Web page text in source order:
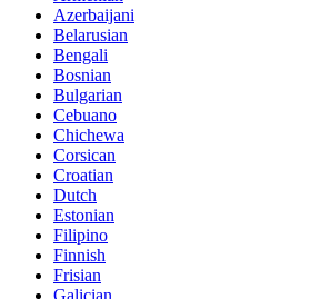
Azerbaijani
Belarusian
Bengali
Bosnian
Bulgarian
Cebuano
Chichewa
Corsican
Croatian
Dutch
Estonian
Filipino
Finnish
Frisian